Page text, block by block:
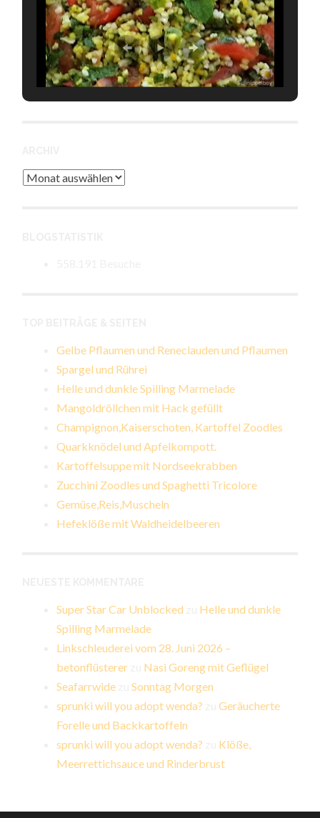
Archiv
Gelbe Pflaumen und Reneclauden und Pflaumen
Spargel und Rührei
Helle und dunkle Spilling Marmelade
Mangoldröllchen mit Hack gefüllt
Champignon,Kaiserschoten, Kartoffel Zoodles
Quarkknödel und Apfelkompott.
Kartoffelsuppe mit Nordseekrabben
Zucchini Zoodles und Spaghetti Tricolore
Gemüse,Reis,Muscheln
Hefeklöße mit Waldheidelbeeren
Super Star Car Unblocked
Helle und dunkle
Spilling Marmelade
Linkschleuderei vom 28. Juni 2026 –
betonflüsterer
Nasi Goreng mit Geflügel
Seafarrwide zuSonntag Morgen
sprunki will you adopt wenda? zuGeräucherte
Forelle und Backkartoffeln
sprunki will you adopt wenda?
Klöße,
Meerrettichsauce und Rinderbrust